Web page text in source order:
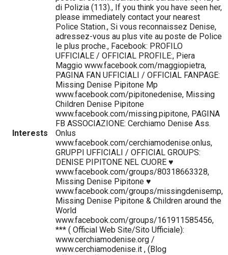
Interests
di Polizia (113)., If you think you have seen her,
please immediately contact your nearest
Police Station., Si vous reconnaissez Denise,
adressez-vous au plus vite au poste de Police
le plus proche., Facebook: PROFILO
UFFICIALE / OFFICIAL PROFILE:, Piera
Maggio www.facebook.com/maggiopietra,
PAGINA FAN UFFICIALI / OFFICIAL FANPAGE:
Missing Denise Pipitone Mp
www.facebook.com/pipitonedenise, Missing
Children Denise Pipitone
www.facebook.com/missing.pipitone, PAGINA
FB ASSOCIAZIONE: Cerchiamo Denise Ass.
Onlus
www.facebook.com/cerchiamodenise.onlus,
GRUPPI UFFICIALI / OFFICIAL GROUPS:
DENISE PIPITONE NEL CUORE ♥
www.facebook.com/groups/80318663328,
Missing Denise Pipitone ♥
www.facebook.com/groups/missingdenisemp,
Missing Denise Pipitone & Children around the
World
www.facebook.com/groups/161911585456,
*** ( Official Web Site/Sito Ufficiale):
www.cerchiamodenise.org /
www.cerchiamodenise.it , (Blog